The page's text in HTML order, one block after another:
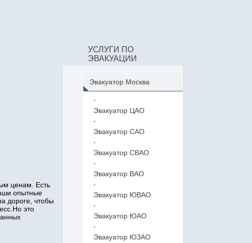
ценам. Есть
опытные
дороге, чтобы
это
УСЛУГИ ПО
ЭВАКУАЦИИ
Эвакуатор Москва
Эвакуатор ЦАО
Эвакуатор САО
Эвакуатор СВАО
Эвакуатор ВАО
Эвакуатор ЮВАО
Эвакуатор ЮАО
Эвакуатор ЮЗАО